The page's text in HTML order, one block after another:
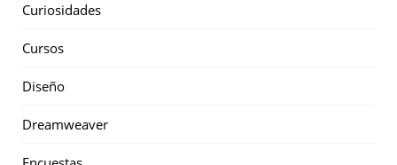
Curiosidades
Cursos
Diseño
Dreamweaver